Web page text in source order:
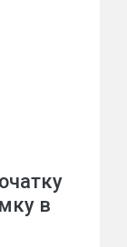
в